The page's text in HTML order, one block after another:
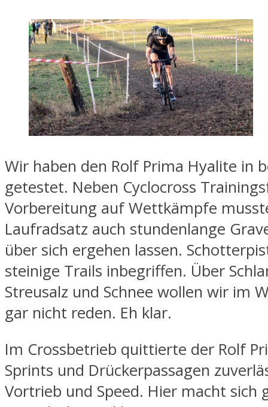
Wir haben den Rolf Prima Hyalite in
getestet. Neben Cyclocross
Vorbereitung auf Wettkämpfe
Laufradsatz auch stundenlange
über sich ergehen lassen.
steinige Trails inbegriffen. Über
Streusalz und Schnee wollen wir im
gar nicht reden. Eh klar.
Im Crossbetrieb quittierte der Rolf
Sprints und Drückerpassagen
Vortrieb und Speed. Hier macht sich